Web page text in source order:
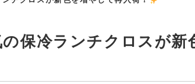
保冷ランチクロスが新